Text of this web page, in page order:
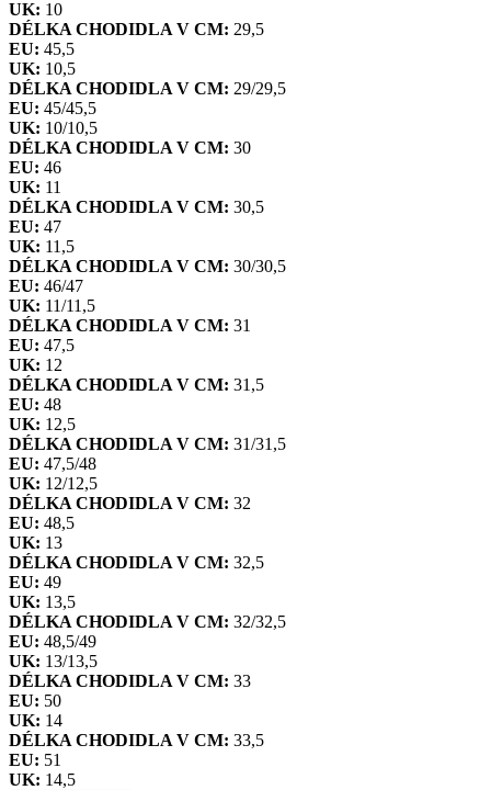
UK: 10
DÉLKA CHODIDLA V CM: 29,5
EU: 45,5
UK: 10,5
DÉLKA CHODIDLA V CM: 29/29,5
EU: 45/45,5
UK: 10/10,5
DÉLKA CHODIDLA V CM: 30
EU: 46
UK: 11
DÉLKA CHODIDLA V CM: 30,5
EU: 47
UK: 11,5
DÉLKA CHODIDLA V CM: 30/30,5
EU: 46/47
UK: 11/11,5
DÉLKA CHODIDLA V CM: 31
EU: 47,5
UK: 12
DÉLKA CHODIDLA V CM: 31,5
EU: 48
UK: 12,5
DÉLKA CHODIDLA V CM: 31/31,5
EU: 47,5/48
UK: 12/12,5
DÉLKA CHODIDLA V CM: 32
EU: 48,5
UK: 13
DÉLKA CHODIDLA V CM: 32,5
EU: 49
UK: 13,5
DÉLKA CHODIDLA V CM: 32/32,5
EU: 48,5/49
UK: 13/13,5
DÉLKA CHODIDLA V CM: 33
EU: 50
UK: 14
DÉLKA CHODIDLA V CM: 33,5
EU: 51
UK: 14,5